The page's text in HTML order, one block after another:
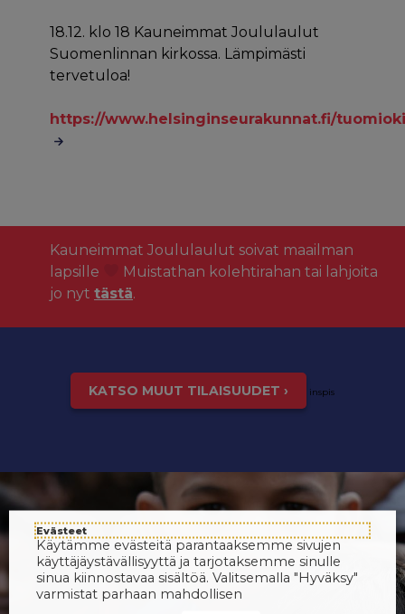
18.12. klo 18 Kauneimmat Joululaulut
Suomenlinnan kirkossa. Lämpimästi
tervetuloa!
https://www.helsinginseurakunnat.fi/
Kauneimmat Joululaulut soivat maailman
lapsille
Muistathan kolehtirahan tai lahjoita
jo nyt tästä.
KATSO MUUT TILAISUUDET › inspis
Evästeet
Käytämme evästeitä parantaaksemme sivujen
käyttäjäystävällisyyttä ja tarjotaksemme sinulle
sinua kiinnostavaa sisältöä. Valitsemalla "Hyväksy"
varmistat parhaan mahdollisen